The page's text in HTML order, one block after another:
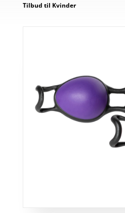
Tilbud til Kvinder